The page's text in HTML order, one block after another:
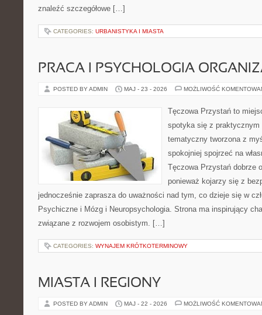
znaleźć szczegółowe […]
CATEGORIES: URBANISTYKA I MIASTA
PRACA I PSYCHOLOGIA
POSTED BY ADMIN MAJ - 23 - 2026 MOŻLIWOŚĆ
Tęczowa Przystań to
spotyka się z praktycznym
tematyczny tworzona z
spokojniej spojrzeć na
Tęczowa Przystań dobrze
ponieważ kojarzy się z
jednocześnie zaprasza do uważności nad tym, co dzieje się w
Psychiczne i Mózg i Neuropsychologia. Strona ma inspirujący
związane z rozwojem osobistym. […]
CATEGORIES: WYNAJEM KRÓTKOTERMINOWY
MIASTA I REGIONY
POSTED BY ADMIN MAJ - 22 - 2026 MOŻLIWOŚĆ